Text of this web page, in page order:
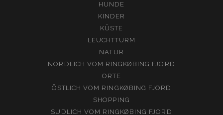
HUNDE
KINDER
KÜSTE
LEUCHTTURM
NATUR
NÖRDLICH VOM RINGKØBING FJORD
ORTE
ÖSTLICH VOM RINGKØBING FJORD
SHOPPING
SÜDLICH VOM RINGKØBING FJORD